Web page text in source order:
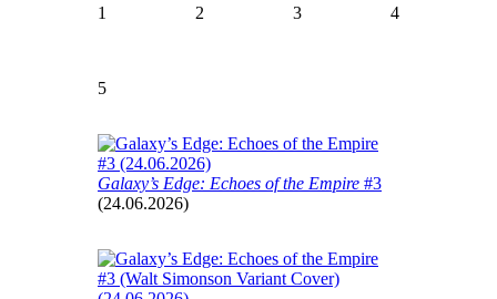
1 2 3 4
5
Galaxy’s Edge: Echoes of the Empire #3
(24.06.2026)